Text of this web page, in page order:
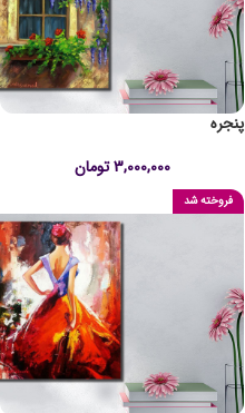
پنجره
3,000,000 تومان
فروخته شد